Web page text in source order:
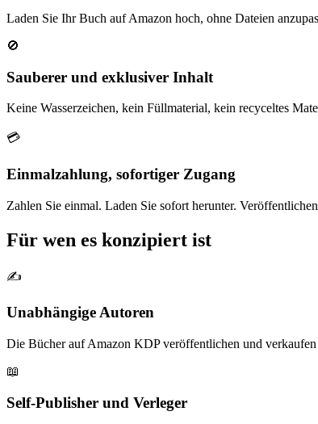
Laden Sie Ihr Buch auf Amazon hoch, ohne Dateien
🚫
Sauberer und exklusiver Inhalt
Keine Wasserzeichen, kein Füllmaterial, kein recyceltes
💳
Einmalzahlung, sofortiger Zugang
Zahlen Sie einmal. Laden Sie sofort herunter.
Für wen es konzipiert ist
✍️
Unabhängige Autoren
Die Bücher auf Amazon KDP veröffentlichen und verkaufen
📖
Self-Publisher und Verleger